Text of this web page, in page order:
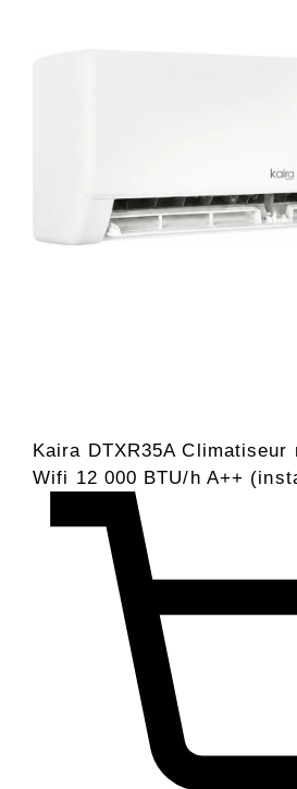
Kaira DTXR35A Climatiseur
Wifi 12 000 BTU/h A++